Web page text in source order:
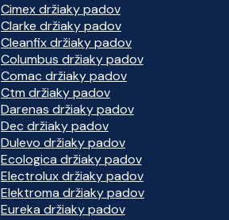
Cimex držiaky padov
Clarke držiaky padov
Cleanfix držiaky padov
Columbus držiaky padov
Comac držiaky padov
Ctm držiaky padov
Darenas držiaky padov
Dec držiaky padov
Dulevo držiaky padov
Ecologica držiaky padov
Electrolux držiaky padov
Elektroma držiaky padov
Eureka držiaky padov